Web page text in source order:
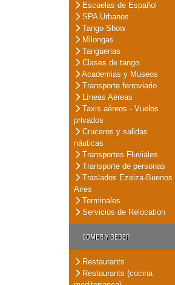
Escuelas de Español
SPA Urbanos
Tango Show
Milongas
Tanguerias
Clases de tango
Academias y Museos
Transporte ferroviario
Líneas Aéreas
Taxis aéreos - Vuelos
privados
Cruceros y salidas
náuticas
Transportes Fluviales
Transporte de personas
Traslados Ezeiza-Buenos
Aires
Terminales
Servicios de Relocation
COMER Y BEBER
Restaurants
Restaurants (cocina